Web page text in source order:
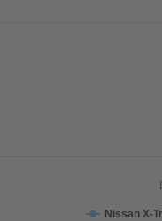
Nissan X-